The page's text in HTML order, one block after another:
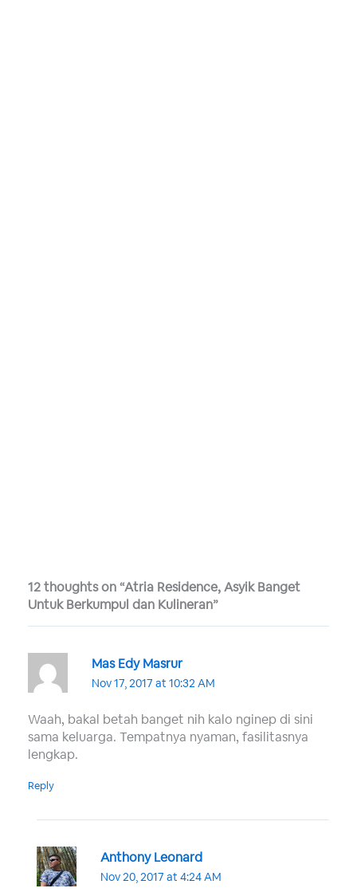
12 thoughts on “Atria Residence, Asyik Banget
Untuk Berkumpul dan Kulineran”
Mas Edy Masrur
Nov 17, 2017 at 10:32 AM
Waah, bakal betah banget nih kalo nginep di sini
sama keluarga. Tempatnya nyaman, fasilitasnya
lengkap.
Reply
Anthony Leonard
Nov 20, 2017 at 4:24 AM